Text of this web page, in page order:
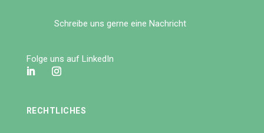
Schreibe uns gerne eine Nachricht
Folge uns auf LinkedIn
RECHTLICHES